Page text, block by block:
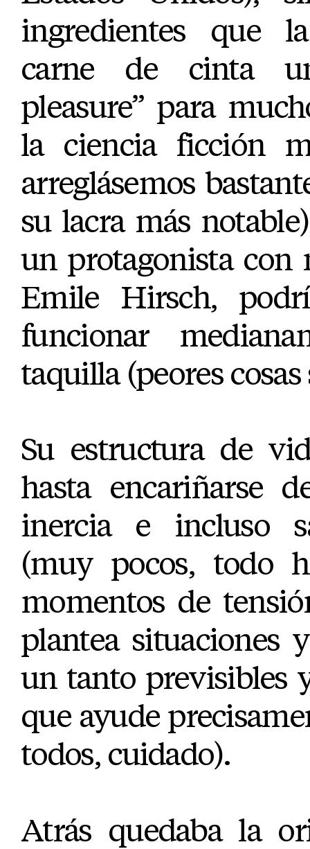
ingredientes que
carne de cinta
pleasure” para
la ciencia ficción
arreglásemos
su lacra más
un protagonista con
Emile Hirsch,
funcionar
taquilla (peores
Su estructura de
hasta encariñarse
inercia e incluso
(muy pocos, todo
momentos de
plantea situaciones
un tanto previsibles
que ayude
todos, cuidado).
Atrás quedaba la